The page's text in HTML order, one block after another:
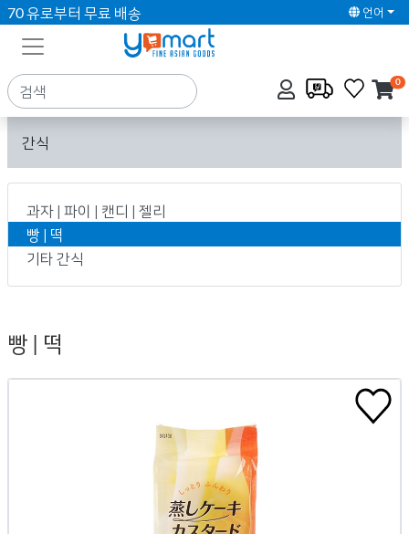
70 유로부터 무료 배송 언어
0
간식
과자 | 파이 | 캔디 | 젤리
빵 | 떡
기타 간식
빵 | 떡